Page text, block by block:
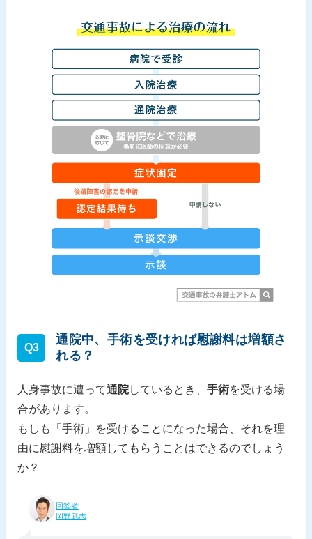
Q3
通院中、手術を受ければ慰謝料は増額さ
れる？
人身事故に遭って通院しているとき、手術を受ける場
合があります。
もしも「手術」を受けることになった場合、それを理
由に慰謝料を増額してもらうことはできるのでしょう
か？
回答者
岡野武志